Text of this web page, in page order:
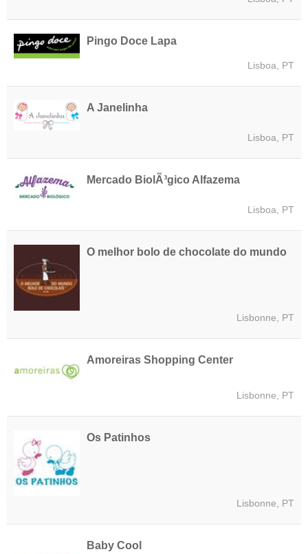
Pingo Doce Lapa
Lisboa, PT
A Janelinha
Lisboa, PT
Mercado BiolÃ³gico Alfazema
Lisboa, PT
O melhor bolo de chocolate do mundo
Lisbonne, PT
Amoreiras Shopping Center
Lisbonne, PT
Os Patinhos
Lisbonne, PT
Baby Cool